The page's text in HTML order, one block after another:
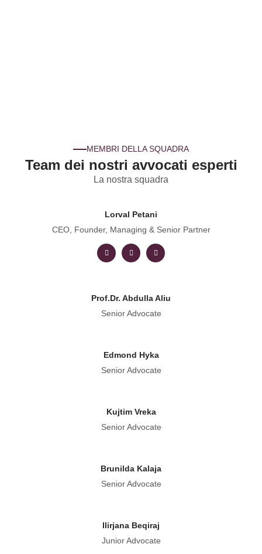
MEMBRI DELLA SQUADRA
Team dei nostri avvocati esperti
La nostra squadra
Lorval Petani
CEO, Founder, Managing & Senior Partner
Prof.Dr. Abdulla Aliu
Senior Advocate
Edmond Hyka
Senior Advocate
Kujtim Vreka
Senior Advocate
Brunilda Kalaja
Senior Advocate
Ilirjana Beqiraj
Junior Advocate